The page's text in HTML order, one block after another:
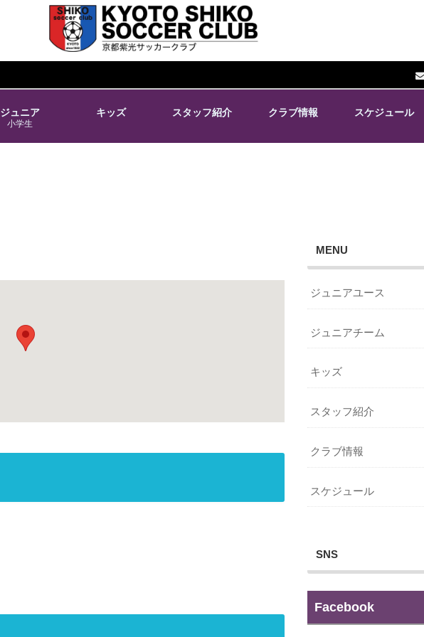
ジュニア
小学生
キッズ スタッフ紹介 クラブ情報 スケジュール
MENU
ジュニアユース
ジュニアチーム
キッズ
スタッフ紹介
クラブ情報
スケジュール
SNS
Facebook